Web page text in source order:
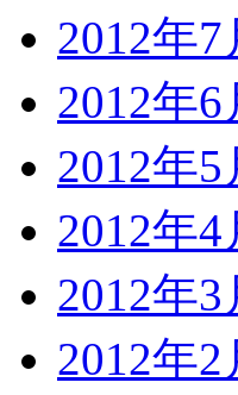
2012年7
2012年6
2012年5
2012年4
2012年3
2012年2